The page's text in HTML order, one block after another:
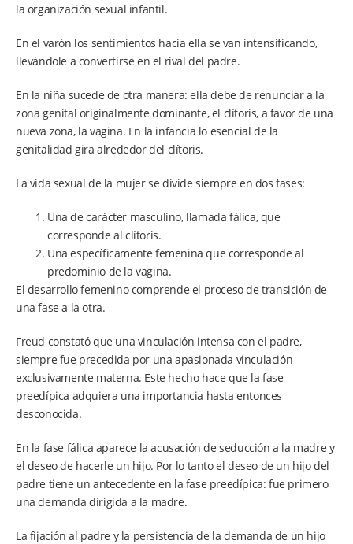
la organización sexual infantil.
En el varón los sentimientos hacia ella se van intensificando,
llevándole a convertirse en el rival del padre.
En la niña sucede de otra manera: ella debe de renunciar a la
zona genital originalmente dominante, el clítoris, a favor de una
nueva zona, la vagina. En la infancia lo esencial de la
genitalidad gira alrededor del clítoris.
La vida sexual de la mujer se divide siempre en dos fases:
Una de carácter masculino, llamada fálica, que
corresponde al clítoris.
Una específicamente femenina que corresponde al
predominio de la vagina.
El desarrollo femenino comprende el proceso de transición de
una fase a la otra.
Freud constató que una vinculación intensa con el padre,
siempre fue precedida por una apasionada vinculación
exclusivamente materna. Este hecho hace que la fase
preedípica adquiera una importancia hasta entonces
desconocida.
En la fase fálica aparece la acusación de seducción a la madre y
el deseo de hacerle un hijo. Por lo tanto el deseo de un hijo del
padre tiene un antecedente en la fase preedípica: fue primero
una demanda dirigida a la madre.
La fijación al padre y la persistencia de la demanda de un hijo